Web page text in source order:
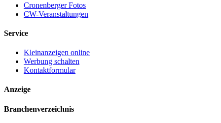
Cronenberger Fotos
CW-Veranstaltungen
Service
Kleinanzeigen online
Werbung schalten
Kontaktformular
Anzeige
Branchenverzeichnis